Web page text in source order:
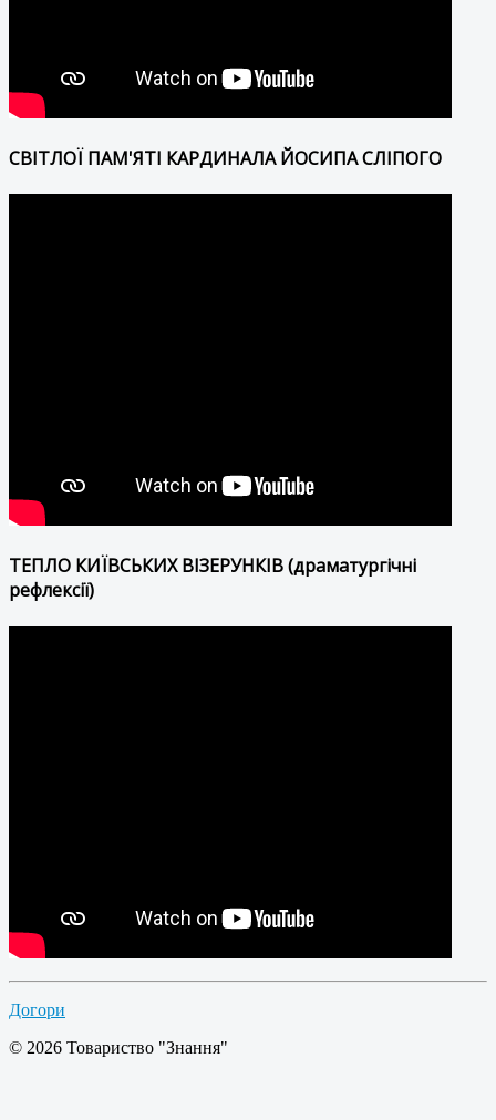
СВІТЛОЇ ПАМ'ЯТІ КАРДИНАЛА ЙОСИПА СЛІПОГО
ТЕПЛО КИЇВСЬКИХ ВІЗЕРУНКІВ (драматургічні
рефлексії)
Догори
© 2026 Товариство "Знання"